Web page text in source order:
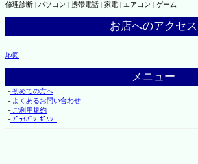
修理診断 | パソコン | 携帯電話 | 家電 | エアコン | ゲーム
お店へのアクセス
地図
メニュー
├初めての方へ
├ よくあるお問い合わせ
├ご利用規約
└ﾌﾟﾗｲﾊﾞｼｰﾎﾟﾘｼｰ